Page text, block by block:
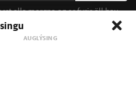
alla morgna og er fyrir öll þau
og óháð
áskrift að Heimildinni